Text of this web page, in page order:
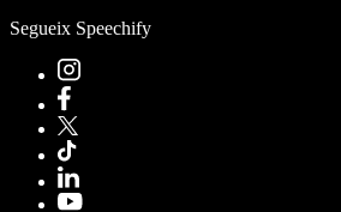
Segueix Speechify